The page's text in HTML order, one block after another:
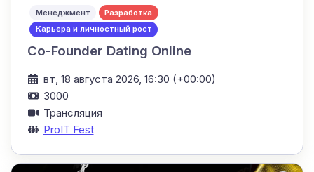
Менеджмент
Разработка
Карьера и личностный рост
Co-Founder Dating Online
вт, 18 августа 2026, 16:30 (+00:00)
3000
Трансляция
ProIT Fest